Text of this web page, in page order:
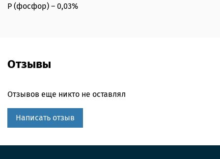
P (фосфор) – 0,03%
Отзывы
Отзывов еще никто не оставлял
Написать отзыв